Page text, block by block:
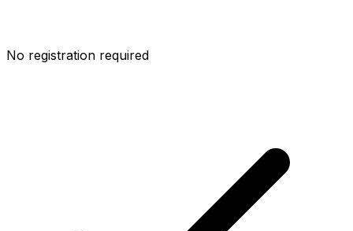
No registration required